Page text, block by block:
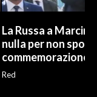
La Russa a
nulla per non
commemorazione
Red